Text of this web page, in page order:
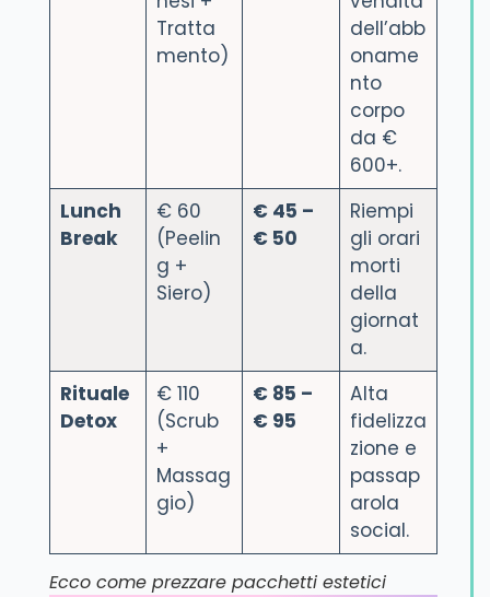
Tratta
mento)
dell’abb
oname
nto
corpo
da €
600+.
Lunch
Break
€ 60
(Peelin
g +
Siero)
€ 45 –
€ 50
Riempi
gli orari
morti
della
giornat
a.
Rituale
Detox
€ 110
(Scrub
+
Massag
gio)
€ 85 –
€ 95
Alta
fidelizza
zione e
passap
arola
social.
Ecco come prezzare pacchetti estetici